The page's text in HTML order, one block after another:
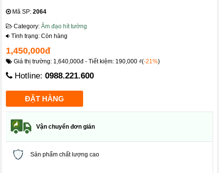
Mã SP:2064
Category:Âm đạo hít tường
Tình trạng: Còn hàng
1,450,000đ
Giá thị trường: 1,640,000đ - Tiết kiệm: 190,000 ₫(-21%)
Hotline:0988.221.600
Vận chuyển đơn giản
Sản phẩm chất lượng cao